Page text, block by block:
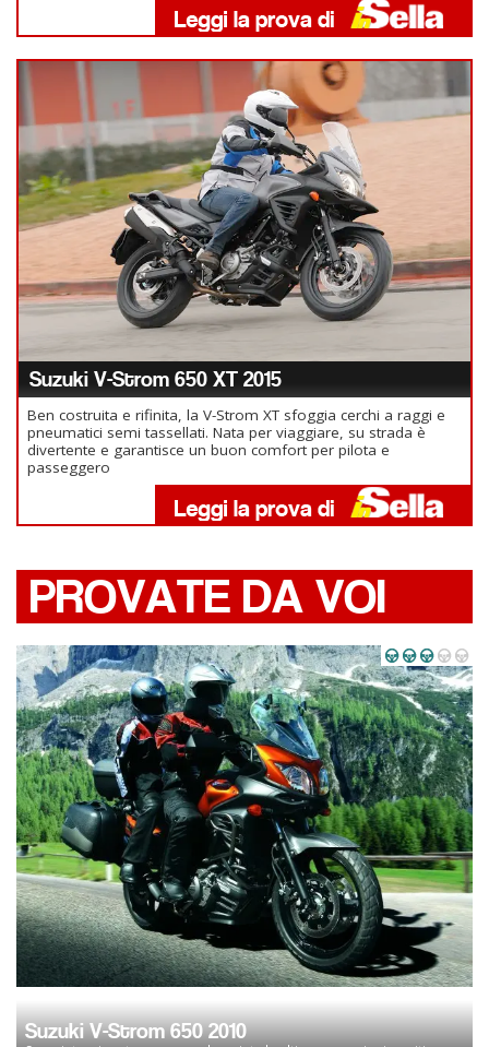
Suzuki V-Strom 650 XT 2015
Ben costruita e rifinita, la V-Strom XT sfoggia cerchi a raggi e
pneumatici semi tassellati. Nata per viaggiare, su strada è
divertente e garantisce un buon comfort per pilota e
passeggero
PROVATE DA VOI
Suzuki V-Strom 650 2010